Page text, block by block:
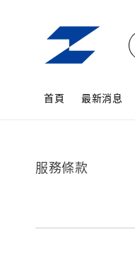
首頁 最新消息
服務條款